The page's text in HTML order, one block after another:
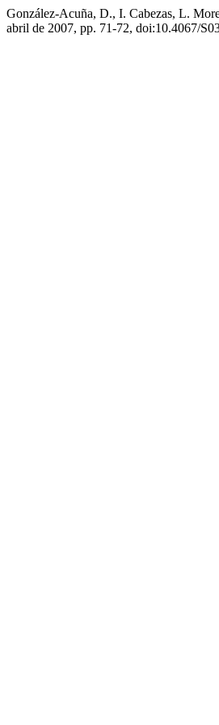
González-Acuña, D., I. Cabezas, L.
abril de 2007, pp. 71-72, doi:10.4067/